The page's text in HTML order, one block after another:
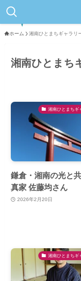
ホーム 湘南ひとまちギャラリ
湘南ひとまち
湘南ひとまちギ
鎌倉・湘南の光と
真家 佐藤均さん
2026年2月20日
湘南ひとまちギ